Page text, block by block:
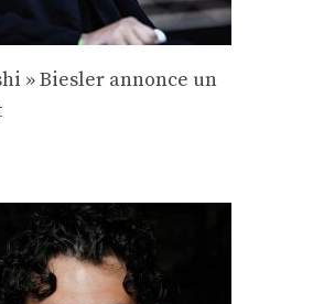
» Biesler annonce un